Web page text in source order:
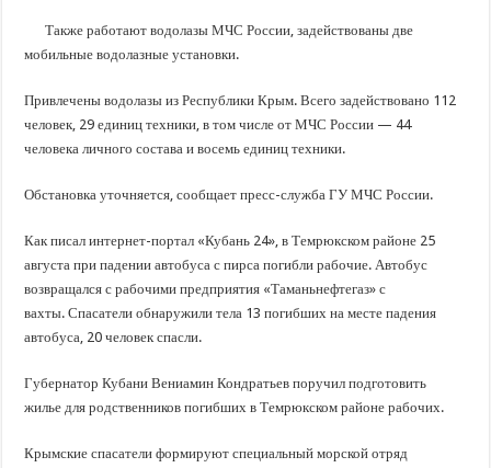
Важные правила обращения в вашу страховую компанию
Стартовал прием заявок на 20-й юбилейный молодежный форум «Регион 93»
Также работают водолазы МЧС России, задействованы две
мобильные водолазные установки.
Привлечены водолазы из Республики Крым. Всего задействовано 112
человек, 29 единиц техники, в том числе от МЧС России — 44
человека личного состава и восемь единиц техники.
Обстановка уточняется, сообщает пресс-служба ГУ МЧС России.
Как писал интернет-портал «Кубань 24», в Темрюкском районе 25
августа при падении автобуса с пирса погибли рабочие. Автобус
возвращался с рабочими предприятия «Таманьнефтегаз» с
вахты. Спасатели обнаружили тела 13 погибших на месте падения
автобуса, 20 человек спасли.
Губернатор Кубани Вениамин Кондратьев поручил подготовить
жилье для родственников погибших в Темрюкском районе рабочих.
Крымские спасатели формируют специальный морской отряд